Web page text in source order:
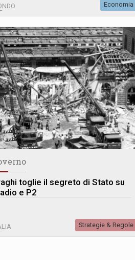
Economia
toglie il segreto di Stato su
e P2
Strategie & Regole